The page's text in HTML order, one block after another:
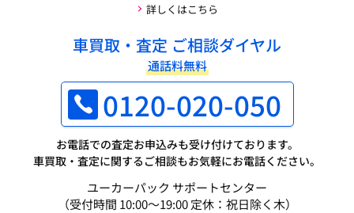
詳しくはこちら
車買取・査定 ご相談ダイヤル
通話料無料
0120-020-050
お電話での査定お申込みも受け付けております。
車買取・査定に関するご相談もお気軽にお電話ください。
ユーカーパック サポートセンター
（受付時間 10:00～19:00 定休：祝日除く木）